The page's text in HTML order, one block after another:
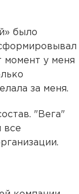
было
момент у меня
за меня.
"Вега"
все